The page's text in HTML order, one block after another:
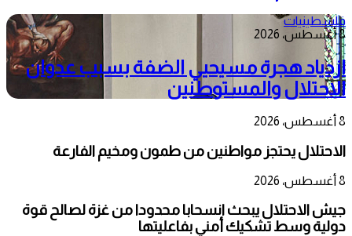
فلسطينيات
8 أغسطس، 2026
ازدياد هجرة مسيحيي الضفة بسبب عدوان
الاحتلال والمستوطنين
8 أغسطس، 2026
الاحتلال يحتجز مواطنين من طمون ومخيم الفارعة
8 أغسطس، 2026
جيش الاحتلال يبحث انسحابا محدودا من غزة لصالح قوة
دولية وسط تشكيك أمني بفاعليتها